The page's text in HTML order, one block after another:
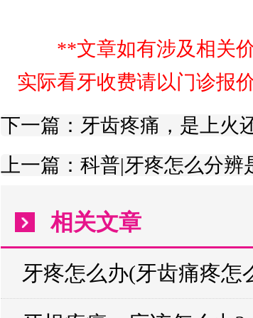
**文章如有涉及相关
实际看牙收费请以门诊报
下一篇：牙齿疼痛，是上火
上一篇：科普|牙疼怎么分辨
相关文章
牙疼怎么办(牙齿痛疼怎